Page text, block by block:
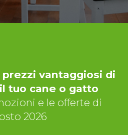
vantaggiosi di
tuo cane o gatto
e le offerte di
2026